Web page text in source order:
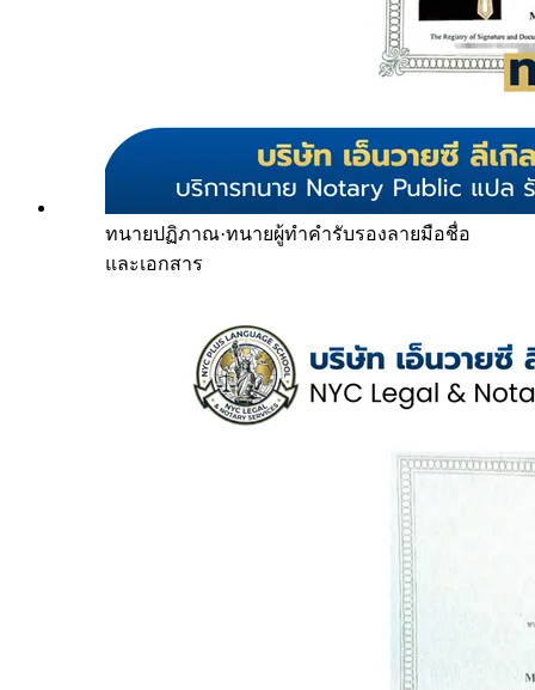
ทนายปฏิภาณ·ทนายผู้ทำคำรับรองลายมือชื่อ
และเอกสาร